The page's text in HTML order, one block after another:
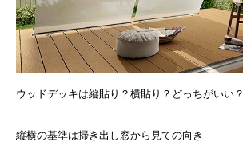
ウッドデッキは縦貼り？横貼り？どっちがいい？
縦横の基準は掃き出し窓から見ての向き